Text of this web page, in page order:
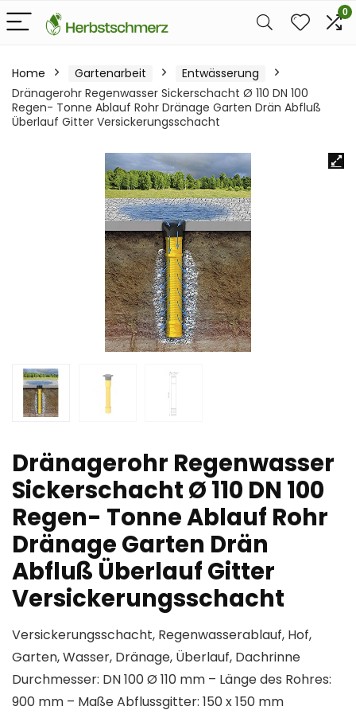
0
Home Gartenarbeit
Entwässerung
Dränagerohr Regenwasser Sickerschacht Ø 110 DN 100
Regen- Tonne Ablauf Rohr Dränage Garten Drän Abfluß
Überlauf Gitter Versickerungsschacht
Dränagerohr Regenwasser
Sickerschacht Ø 110 DN 100
Regen- Tonne Ablauf Rohr
Dränage Garten Drän
Abfluß Überlauf Gitter
Versickerungsschacht
Versickerungsschacht, Regenwasserablauf, Hof,
Garten, Wasser, Dränage, Überlauf, Dachrinne
Durchmesser: DN 100 Ø 110 mm – Länge des Rohres:
900 mm – Maße Abflussgitter: 150 x 150 mm